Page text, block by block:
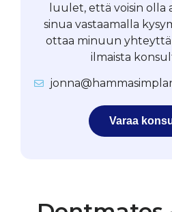
luulet, että voisin olla
sinua vastaamalla
ottaa minuun yhteyttä
ilmaista
Varaa